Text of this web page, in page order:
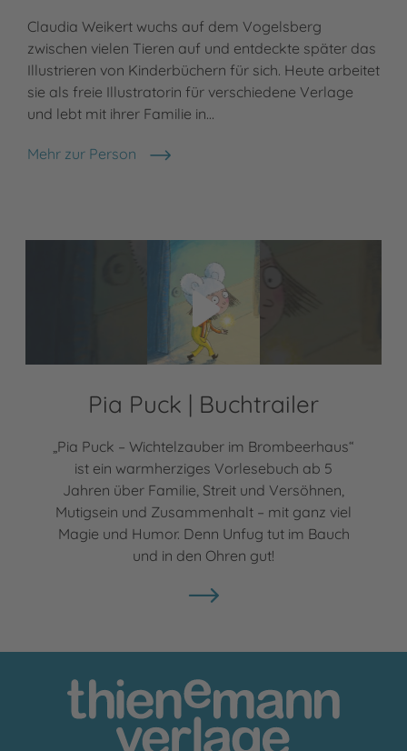
Claudia Weikert wuchs auf dem Vogelsberg
zwischen vielen Tieren auf und entdeckte später das
Illustrieren von Kinderbüchern für sich. Heute arbeitet
sie als freie Illustratorin für verschiedene Verlage
und lebt mit ihrer Familie in…
Mehr zur Person
Claudia Weikert
Pia Puck | Buchtrailer
„Pia Puck – Wichtelzauber im Brombeerhaus“
ist ein warmherziges Vorlesebuch ab 5
Jahren über Familie, Streit und Versöhnen,
Mutigsein und Zusammenhalt – mit ganz viel
Magie und Humor. Denn Unfug tut im Bauch
und in den Ohren gut!